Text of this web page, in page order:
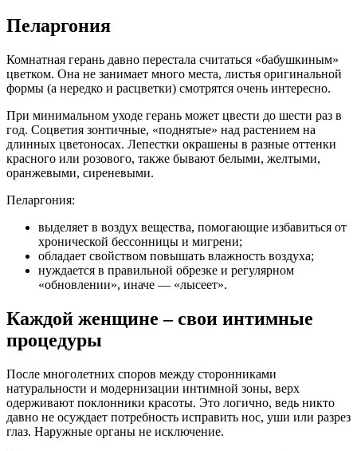
Пеларгония
Комнатная герань давно перестала считаться «бабушкиным»
цветком. Она не занимает много места, листья оригинальной
формы (а нередко и расцветки) смотрятся очень интересно.
При минимальном уходе герань может цвести до шести раз в
год. Соцветия зонтичные, «поднятые» над растением на
длинных цветоносах. Лепестки окрашены в разные оттенки
красного или розового, также бывают белыми, желтыми,
оранжевыми, сиреневыми.
Пеларгония:
выделяет в воздух вещества, помогающие избавиться от
хронической бессонницы и мигрени;
обладает свойством повышать влажность воздуха;
нуждается в правильной обрезке и регулярном
«обновлении», иначе — «лысеет».
Каждой женщине – свои интимные
процедуры
После многолетних споров между сторонниками
натуральности и модернизации интимной зоны, верх
одерживают поклонники красоты. Это логично, ведь никто
давно не осуждает потребность исправить нос, уши или разрез
глаз. Наружные органы не исключение.